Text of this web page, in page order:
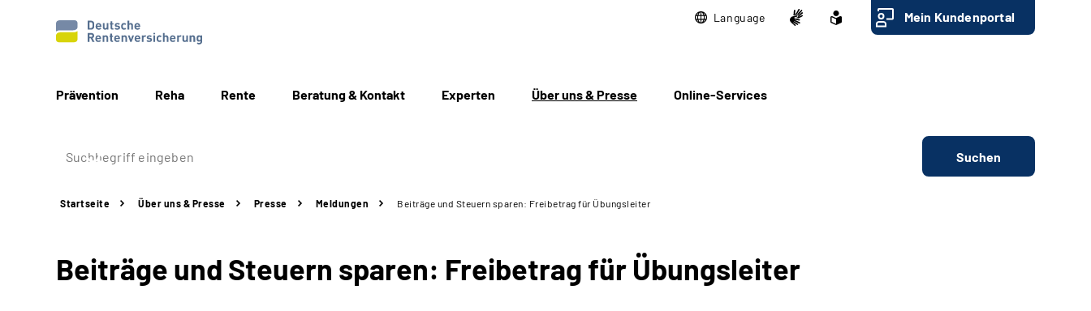
Language Mein Kundenportal
Prävention Reha Rente Beratung & Kontakt Experten Über uns & Presse Online-Services
Suchen
Startseite Über uns & Presse Presse Meldungen Beiträge und Steuern sparen: Freibetrag für Übungsleiter
Beiträge und Steuern sparen: Freibetrag für Übungsleiter